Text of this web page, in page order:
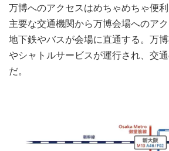
万博へのアクセスはめちゃめちゃ便
主要な交通機関から万博会場へのアク
地下鉄やバスが会場に直通する。万
やシャトルサービスが運行され、交
だ。